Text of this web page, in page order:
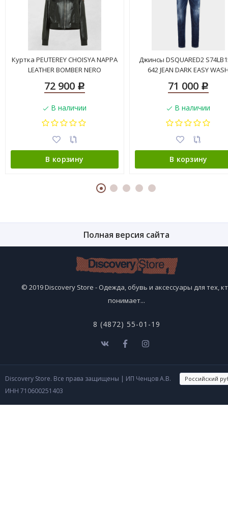
Куртка PEUTEREY CHOISYA NAPPA
LEATHER BOMBER NERO
72 900 Р
В наличии
В корзину
Джинсы DSQUARED2
642 JEAN DARK EASY
71 000 Р
В наличии
В корзину
Полная версия сайта
© 2019 Discovery Store - Одежда, обувь и аксессуары для тех,
понимает...
8 (4872) 55-01-19
Discovery Store. Все права защищены | ИП Ченцов А.В.
ИНН 710600251403